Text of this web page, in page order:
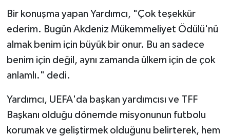
Bir konuşma yapan Yardımcı, "Çok teşekkür
ederim. Bugün Akdeniz Mükemmeliyet Ödülü'nü
almak benim için büyük bir onur. Bu an sadece
benim için değil, aynı zamanda ülkem için de çok
anlamlı." dedi.
Yardımcı, UEFA'da başkan yardımcısı ve TFF
Başkanı olduğu dönemde misyonunun futbolu
korumak ve geliştirmek olduğunu belirterek, hem